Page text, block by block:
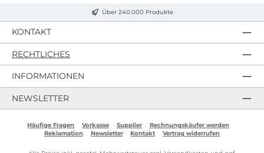
Über 240.000 Produkte
KONTAKT
RECHTLICHES
INFORMATIONEN
NEWSLETTER
Häufige Fragen Vorkasse Supplier
Rechnungskäufer werden
Reklamation
Newsletter Kontakt Vertrag widerrufen